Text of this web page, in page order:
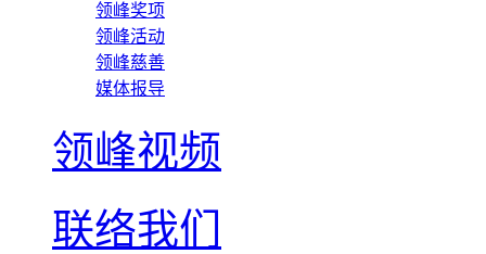
领峰奖项
领峰活动
领峰慈善
媒体报导
领峰视频
联络我们